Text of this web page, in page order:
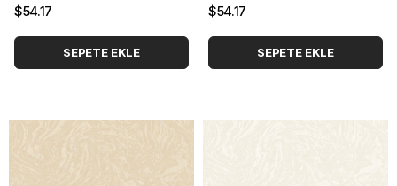
$54.17
SEPETE EKLE
$54.17
SEPETE EKLE